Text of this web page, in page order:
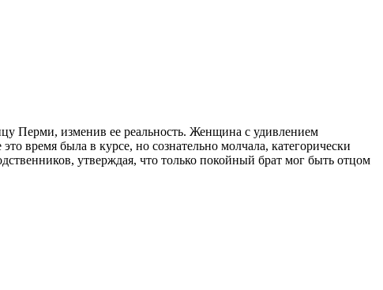
Перми, изменив ее реальность. Женщина с удивлением
время была в курсе, но сознательно молчала, категорически
утверждая, что только покойный брат мог быть отцом